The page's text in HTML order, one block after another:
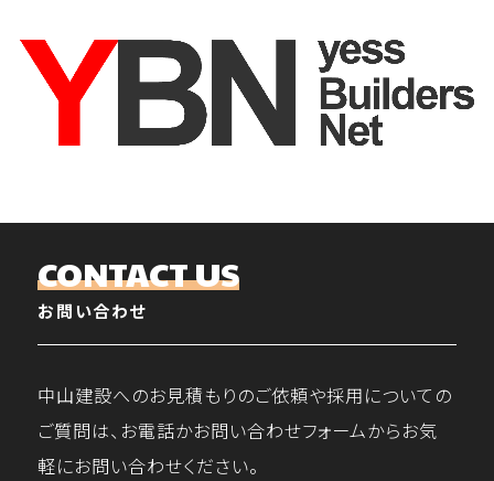
お問い合わせ
CONTACT US
中山建設へのお見積もりのご依頼や採用についての
ご質問は、お電話かお問い合わせフォームからお気
軽にお問い合わせください。